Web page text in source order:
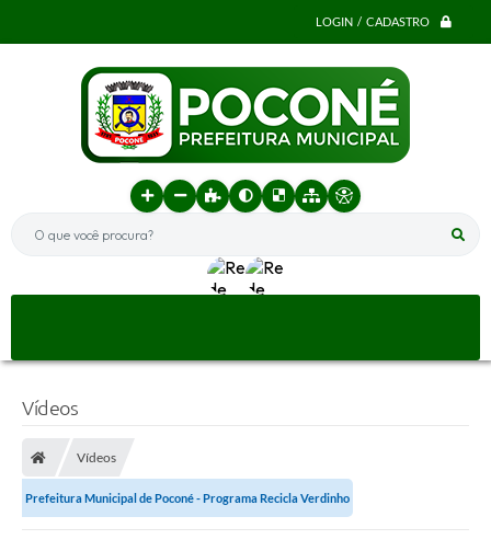
LOGIN / CADASTRO
O que você procura?
Vídeos
Vídeos
Prefeitura Municipal de Poconé - Programa Recicla Verdinho